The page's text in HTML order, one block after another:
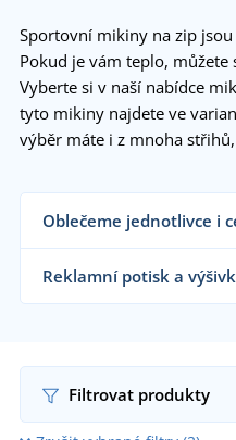
Sportovní mikiny na zip
Pokud je vám teplo, můžete
Vyberte si v naší nabídce
tyto mikiny najdete ve
výběr máte i z mnoha
Oblečeme jednotlivce i
Dodáváme
klubům a
od 1 kusu.
Chci vědět více
Reklamní potisk a
Filtrovat produkty